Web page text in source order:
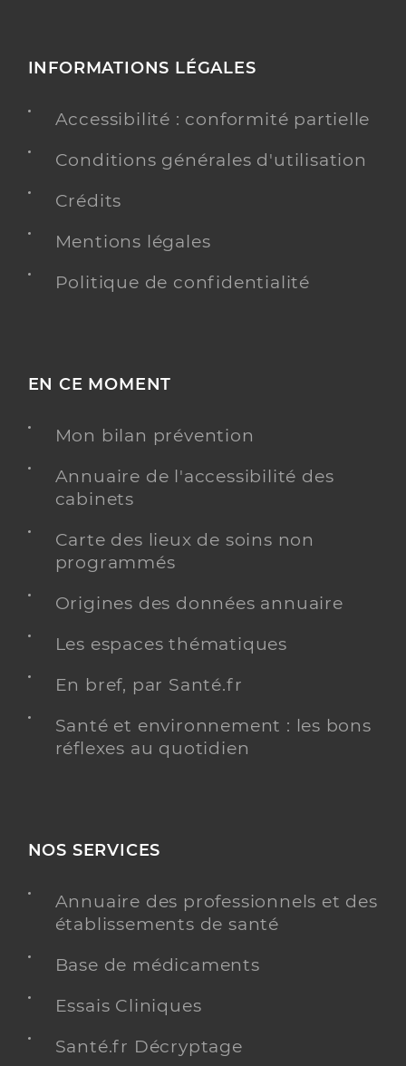
INFORMATIONS LÉGALES
Accessibilité : conformité partielle
Conditions générales d'utilisation
Crédits
Mentions légales
Politique de confidentialité
EN CE MOMENT
Mon bilan prévention
Annuaire de l'accessibilité des
cabinets
Carte des lieux de soins non
programmés
Origines des données annuaire
Les espaces thématiques
En bref, par Santé.fr
Santé et environnement : les bons
réflexes au quotidien
NOS SERVICES
Annuaire des professionnels et des
établissements de santé
Base de médicaments
Essais Cliniques
Santé.fr Décryptage